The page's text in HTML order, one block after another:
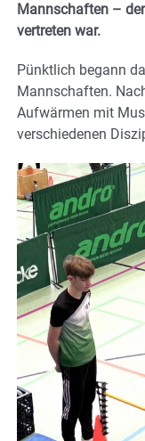
Mannschaften –
vertreten war.
Pünktlich begann
Mannschaften.
Aufwärmen mit
verschiedenen